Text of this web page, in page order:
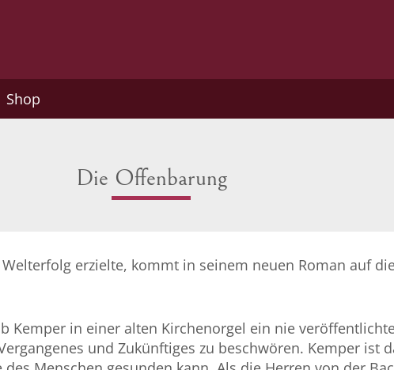
Shop
Die Offenbarung
erzielte, kommt in seinem neuen Roman auf
Kemper in einer alten Kirchenorgel ein nie
und Zukünftiges zu beschwören. Kemper ist